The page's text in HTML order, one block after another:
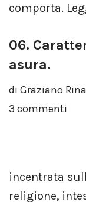
comporta.
06.
asura.
di Graziano
3 commenti
incentrata
religione,